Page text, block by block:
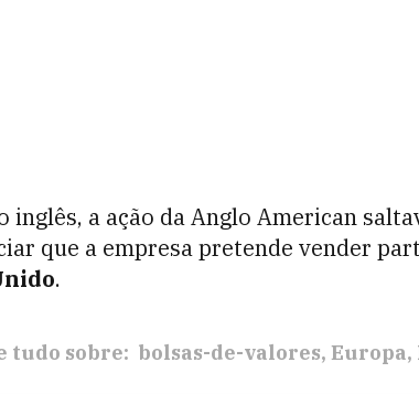
inglês, a ação da Anglo American
que a empresa pretende vender
.
tudo sobre: bolsas-de-valores Europa